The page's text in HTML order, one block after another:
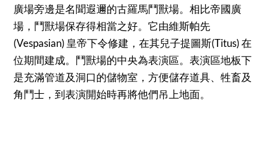
廣場旁邊是名聞遐邇的古羅馬鬥獸場。相比帝國廣
場，鬥獸場保存得相當之好。它由維斯帕先
(Vespasian) 皇帝下令修建，在其兒子提圖斯(Titus) 在
位期間建成。鬥獸場的中央為表演區。表演區地板下
是充滿管道及洞口的儲物室，方便儲存道具、牲畜及
角鬥士，到表演開始時再將他們吊上地面。